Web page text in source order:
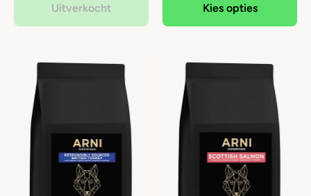
Uitverkocht Kies opties